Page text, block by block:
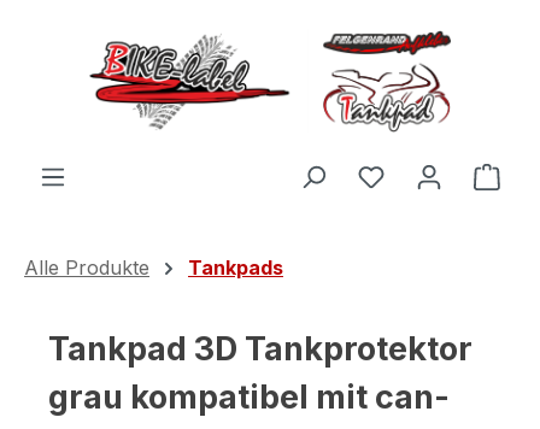
Zum Hauptinhalt springen
Du hast 0
Alle Produkte Tankpads
Tankpad 3D Tankprotektor
grau kompatibel mit can-